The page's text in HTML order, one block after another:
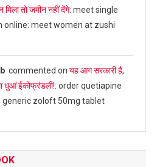
तो जमीन नहीं देंगे: meet single
online: meet women at zushi
commented onयह आग सरकारी है,
धुआं ईकोफ्रंडली!: order quetiapine
generic zoloft 50mg tablet